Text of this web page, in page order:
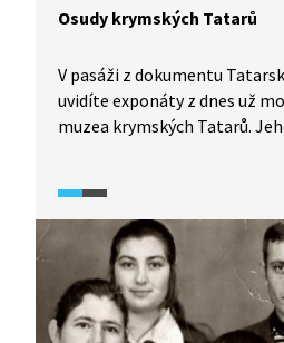
Osudy krymských Tatarů
V pasáži z dokumentu
uvidíte exponáty z dnes už
muzea krymských Tatarů.
poloostrova Krym.